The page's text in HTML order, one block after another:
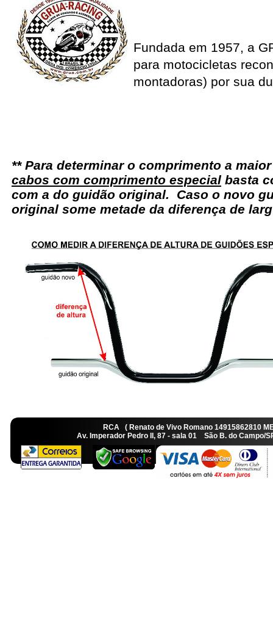
Fundada em 1957, a
para motocicletas
montadoras) por sua
** Para determinar o comprimento a
cabos com comprimento especial basta
com a do guidão original. Caso o novo
original some metade da diferença de
RCA ( Renato de Vivo Romano
Av. Imperador Pedro II, 87 - sala 01 São B. do